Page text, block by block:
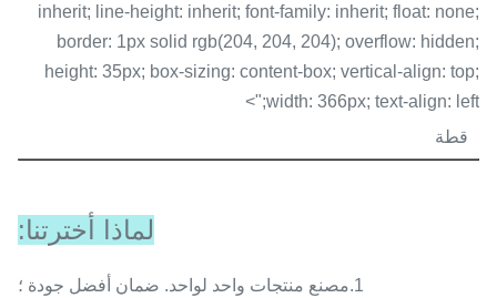
inherit; line-height: inherit; font-family: inherit; float: none;
border: 1px solid rgb(204, 204, 204); overflow: hidden;
height: 35px; box-sizing: content-box; vertical-align: top;
width: 366px; text-align: left;">
قطة
لماذا أخترتنا:
1. مصنع منتجات واحد لواحد. ضمان أفضل جودة ؛